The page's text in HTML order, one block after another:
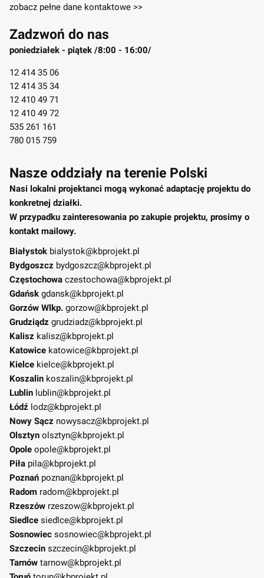
zobacz pełne dane kontaktowe >>
Zadzwoń do nas
poniedziałek - piątek /8:00 - 16:00/
12 414 35 06
12 414 35 34
12 410 49 71
12 410 49 72
535 261 161
780 015 759
Nasze oddziały na terenie Polski
Nasi lokalni projektanci mogą wykonać adaptację projektu do
konkretnej działki.
W przypadku zainteresowania po zakupie projektu, prosimy o
kontakt mailowy.
Białystok bialystok@kbprojekt.pl
Bydgoszcz bydgoszcz@kbprojekt.pl
Częstochowa czestochowa@kbprojekt.pl
Gdańsk gdansk@kbprojekt.pl
Gorzów Wlkp. gorzow@kbprojekt.pl
Grudziądz grudziadz@kbprojekt.pl
Kalisz kalisz@kbprojekt.pl
Katowice katowice@kbprojekt.pl
Kielce kielce@kbprojekt.pl
Koszalin koszalin@kbprojekt.pl
Lublin lublin@kbprojekt.pl
Łódź lodz@kbprojekt.pl
Nowy Sącz nowysacz@kbprojekt.pl
Olsztyn olsztyn@kbprojekt.pl
Opole opole@kbprojekt.pl
Piła pila@kbprojekt.pl
Poznań poznan@kbprojekt.pl
Radom radom@kbprojekt.pl
Rzeszów rzeszow@kbprojekt.pl
Siedlce siedlce@kbprojekt.pl
Sosnowiec sosnowiec@kbprojekt.pl
Szczecin szczecin@kbprojekt.pl
Tarnów tarnow@kbprojekt.pl